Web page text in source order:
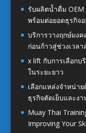
รับผลิตน้ำดื่ม OEM
พร้อมต่อยอดธุรกิจ
บริการวางฤกษ์มง
ก่อนก้าวสู่ช่วงเวล
x lift กับการเลือก
ในระยะยาว
เลือกแหล่งจำหน่า
ธุรกิจตัดเย็บและง
Muay Thai
Improving Your